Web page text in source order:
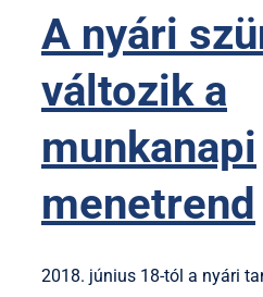
A nyári
változik a
munkanapi
menetrend
2018. június 18-tól a nyári